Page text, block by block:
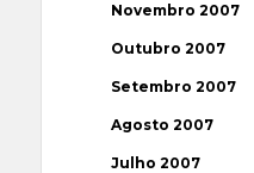
Novembro 2007
Outubro 2007
Setembro 2007
Agosto 2007
Julho 2007